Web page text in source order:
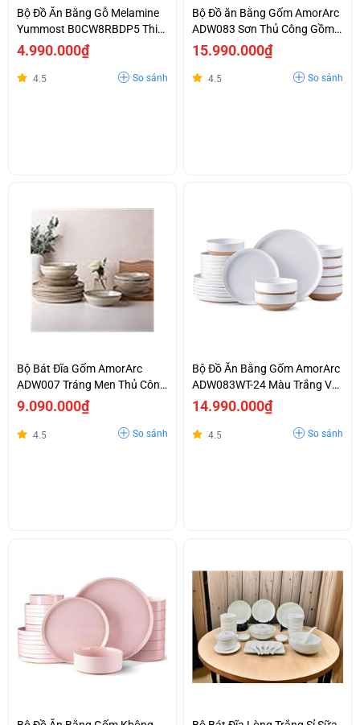
Bộ Đồ Ăn Bằng Gỗ Melamine
Yummost B0CW8RBDP5 Thiết
Kế Vuông Vức Đen Vàng Sang
Trọng GIá Tốt
4.990.000₫
4.5 So sánh
Bộ Đồ ăn Bằng Gốm AmorArc
ADW083 Sơn Thủ Công Gồm
24 Sản Phẩm
15.990.000₫
4.5 So sánh
Bộ Bát Đĩa Gốm AmorArc
ADW007 Tráng Men Thủ Công
Cao Cấp Màu Cappuccino
Chống Nứt Vỡ Giá Tốt
9.090.000₫
4.5 So sánh
Bộ Đồ Ăn Bằng Gốm AmorArc
ADW083WT-24 Màu Trắng Với
Vành Lượn Sóng Độc Đáo Trả
14.990.000₫
4.5 So sánh